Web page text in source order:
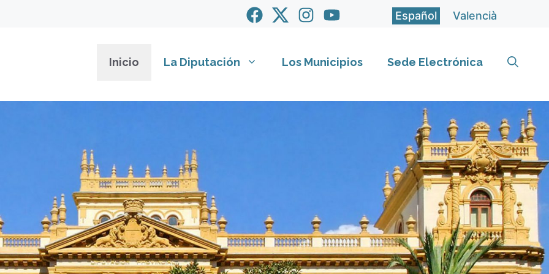
Español Valencià
Inicio La Diputación Los Municipios Sede Electrónica